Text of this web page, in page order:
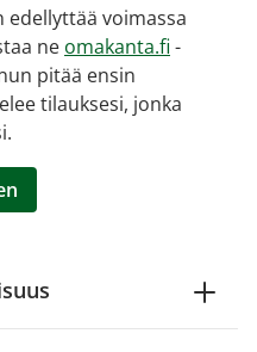
edellyttää voimassa
ne omakanta.fi -
pitää ensin
tilauksesi, jonka